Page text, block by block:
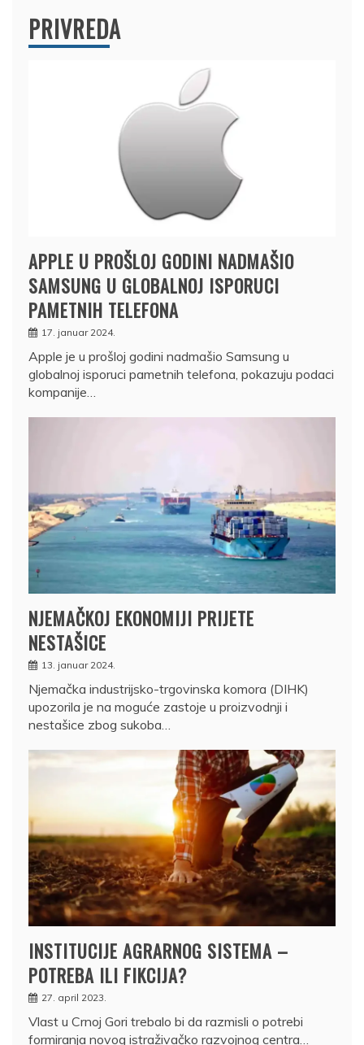
PRIVREDA
APPLE U PROŠLOJ GODINI NADMAŠIO
SAMSUNG U GLOBALNOJ ISPORUCI
PAMETNIH TELEFONA
17. januar 2024.
Apple je u prošloj godini nadmašio Samsung u
globalnoj isporuci pametnih telefona, pokazuju podaci
kompanije…
NJEMAČKOJ EKONOMIJI PRIJETE
NESTAŠICE
13. januar 2024.
Njemačka industrijsko-trgovinska komora (DIHK)
upozorila je na moguće zastoje u proizvodnji i
nestašice zbog sukoba…
INSTITUCIJE AGRARNOG SISTEMA –
POTREBA ILI FIKCIJA?
27. april 2023.
Vlast u Crnoj Gori trebalo bi da razmisli o potrebi
formiranja novog istraživačko razvojnog centra…